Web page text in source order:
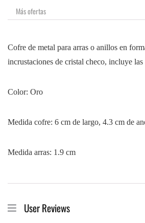
Más ofertas
Cofre de metal para arras o anillos en
incrustaciones de cristal checo, incluye las
Color: Oro
Medida cofre: 6 cm de largo, 4.3 cm de
Medida arras: 1.9 cm
User Reviews